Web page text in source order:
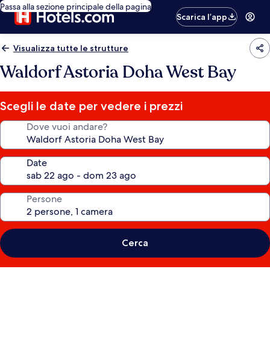
Passa alla sezione principale della pagina
Scarica l’app
Visualizza tutte le strutture
Waldorf Astoria Doha West Bay
Scegli le date per vedere i prezzi
Dove vuoi andare?
Date
Persone
Cerca